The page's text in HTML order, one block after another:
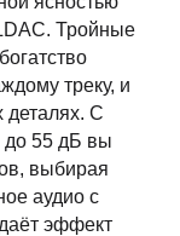
Тройные
треку, и
деталях. С
до 55 дБ вы
выбирая
аудио с
эффект